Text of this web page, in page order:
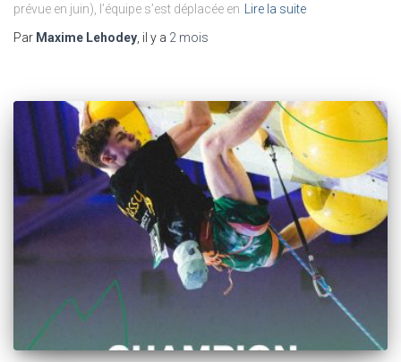
prévue en juin), l’équipe s’est déplacée en Lire la suite
Par Maxime Lehodey, il y a 2 mois